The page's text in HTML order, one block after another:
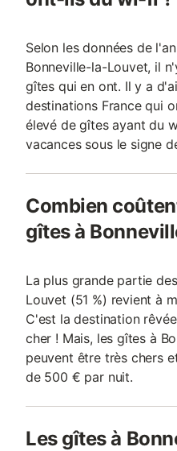
Selon les données de
Bonneville-la-Louvet, il
gîtes qui en ont. Il y a
destinations France qui
élevé de gîtes ayant du
vacances sous le signe
Combien
gîtes à
La plus grande partie
Louvet (51 %) revient à
C'est la destination
cher ! Mais, les gîtes à
peuvent être très chers
de 500 € par nuit.
Les gîtes à